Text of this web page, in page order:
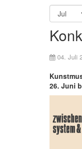
04. Juli
26. Juni